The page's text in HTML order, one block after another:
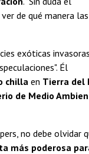
de qué manera las
exóticas invasoras
Él
chilla en Tierra del
de Medio
no debe olvidar
más poderosa